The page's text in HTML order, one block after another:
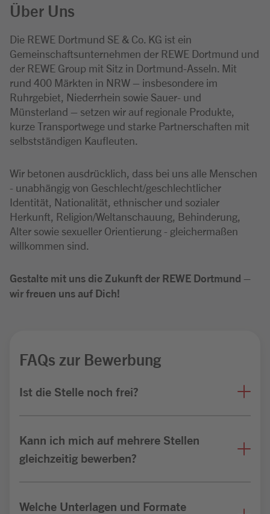
Über Uns
Die REWE Dortmund SE & Co. KG ist ein
Gemeinschaftsunternehmen der REWE Dortmund und
der REWE Group mit Sitz in Dortmund-Asseln. Mit
rund 400 Märkten in NRW – insbesondere im
Ruhrgebiet, Niederrhein sowie Sauer- und
Münsterland – setzen wir auf regionale Produkte,
kurze Transportwege und starke Partnerschaften mit
selbstständigen Kaufleuten.
Wir betonen ausdrücklich, dass bei uns alle Menschen
- unabhängig von Geschlecht/geschlechtlicher
Identität, Nationalität, ethnischer und sozialer
Herkunft, Religion/Weltanschauung, Behinderung,
Alter sowie sexueller Orientierung - gleichermaßen
willkommen sind.
Gestalte mit uns die Zukunft der REWE Dortmund –
wir freuen uns auf Dich!
FAQs zur Bewerbung
Ist die Stelle noch frei?
Kann ich mich auf mehrere Stellen
gleichzeitig bewerben?
Welche Unterlagen und Formate